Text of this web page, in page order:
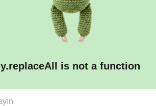
y.replaceAll is not a function